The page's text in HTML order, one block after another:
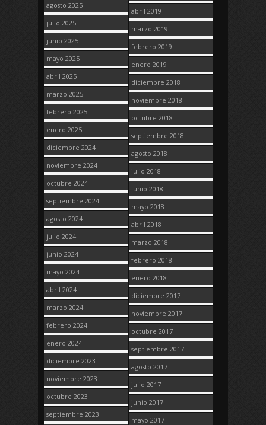
agosto 2025
julio 2025
junio 2025
mayo 2025
abril 2025
marzo 2025
febrero 2025
enero 2025
diciembre 2024
noviembre 2024
octubre 2024
septiembre 2024
agosto 2024
julio 2024
junio 2024
mayo 2024
abril 2024
marzo 2024
febrero 2024
enero 2024
diciembre 2023
noviembre 2023
octubre 2023
septiembre 2023
abril 2019
marzo 2019
febrero 2019
enero 2019
diciembre 2018
noviembre 2018
octubre 2018
septiembre 2018
agosto 2018
julio 2018
junio 2018
mayo 2018
abril 2018
marzo 2018
febrero 2018
enero 2018
diciembre 2017
noviembre 2017
octubre 2017
septiembre 2017
agosto 2017
julio 2017
junio 2017
mayo 2017